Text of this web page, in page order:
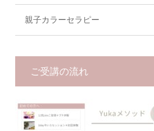
親子カラーセラピー
ご受講の流れ